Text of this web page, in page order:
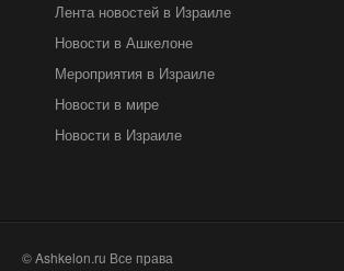
Лента новостей в Израиле
Новости в Ашкелоне
Мероприятия в Израиле
Новости в мире
Новости в Израиле
© Ashkelon.ru Все права